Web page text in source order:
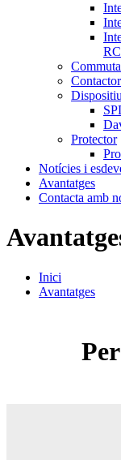
Protector
Notícies i
Avantatges
Contacta amb
Inici
Avantatges